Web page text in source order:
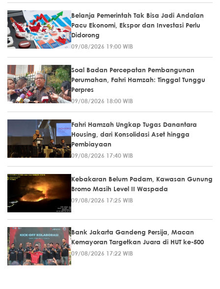
Belanja Pemerintah Tak Bisa Jadi Andalan
Pacu Ekonomi, Ekspor dan Investasi Perlu
Didorong
09/08/2026 19:00 WIB
Soal Badan Percepatan Pembangunan
Perumahan, Fahri Hamzah: Tinggal Tunggu
Perpres
09/08/2026 18:00 WIB
Fahri Hamzah Ungkap Tugas Danantara
Housing, dari Konsolidasi Aset hingga
Pembiayaan
09/08/2026 17:40 WIB
Kebakaran Belum Padam, Kawasan Gunung
Bromo Masih Level II Waspada
09/08/2026 17:25 WIB
Bank Jakarta Gandeng Persija, Macan
Kemayoran Targetkan Juara di HUT ke-500
09/08/2026 17:22 WIB